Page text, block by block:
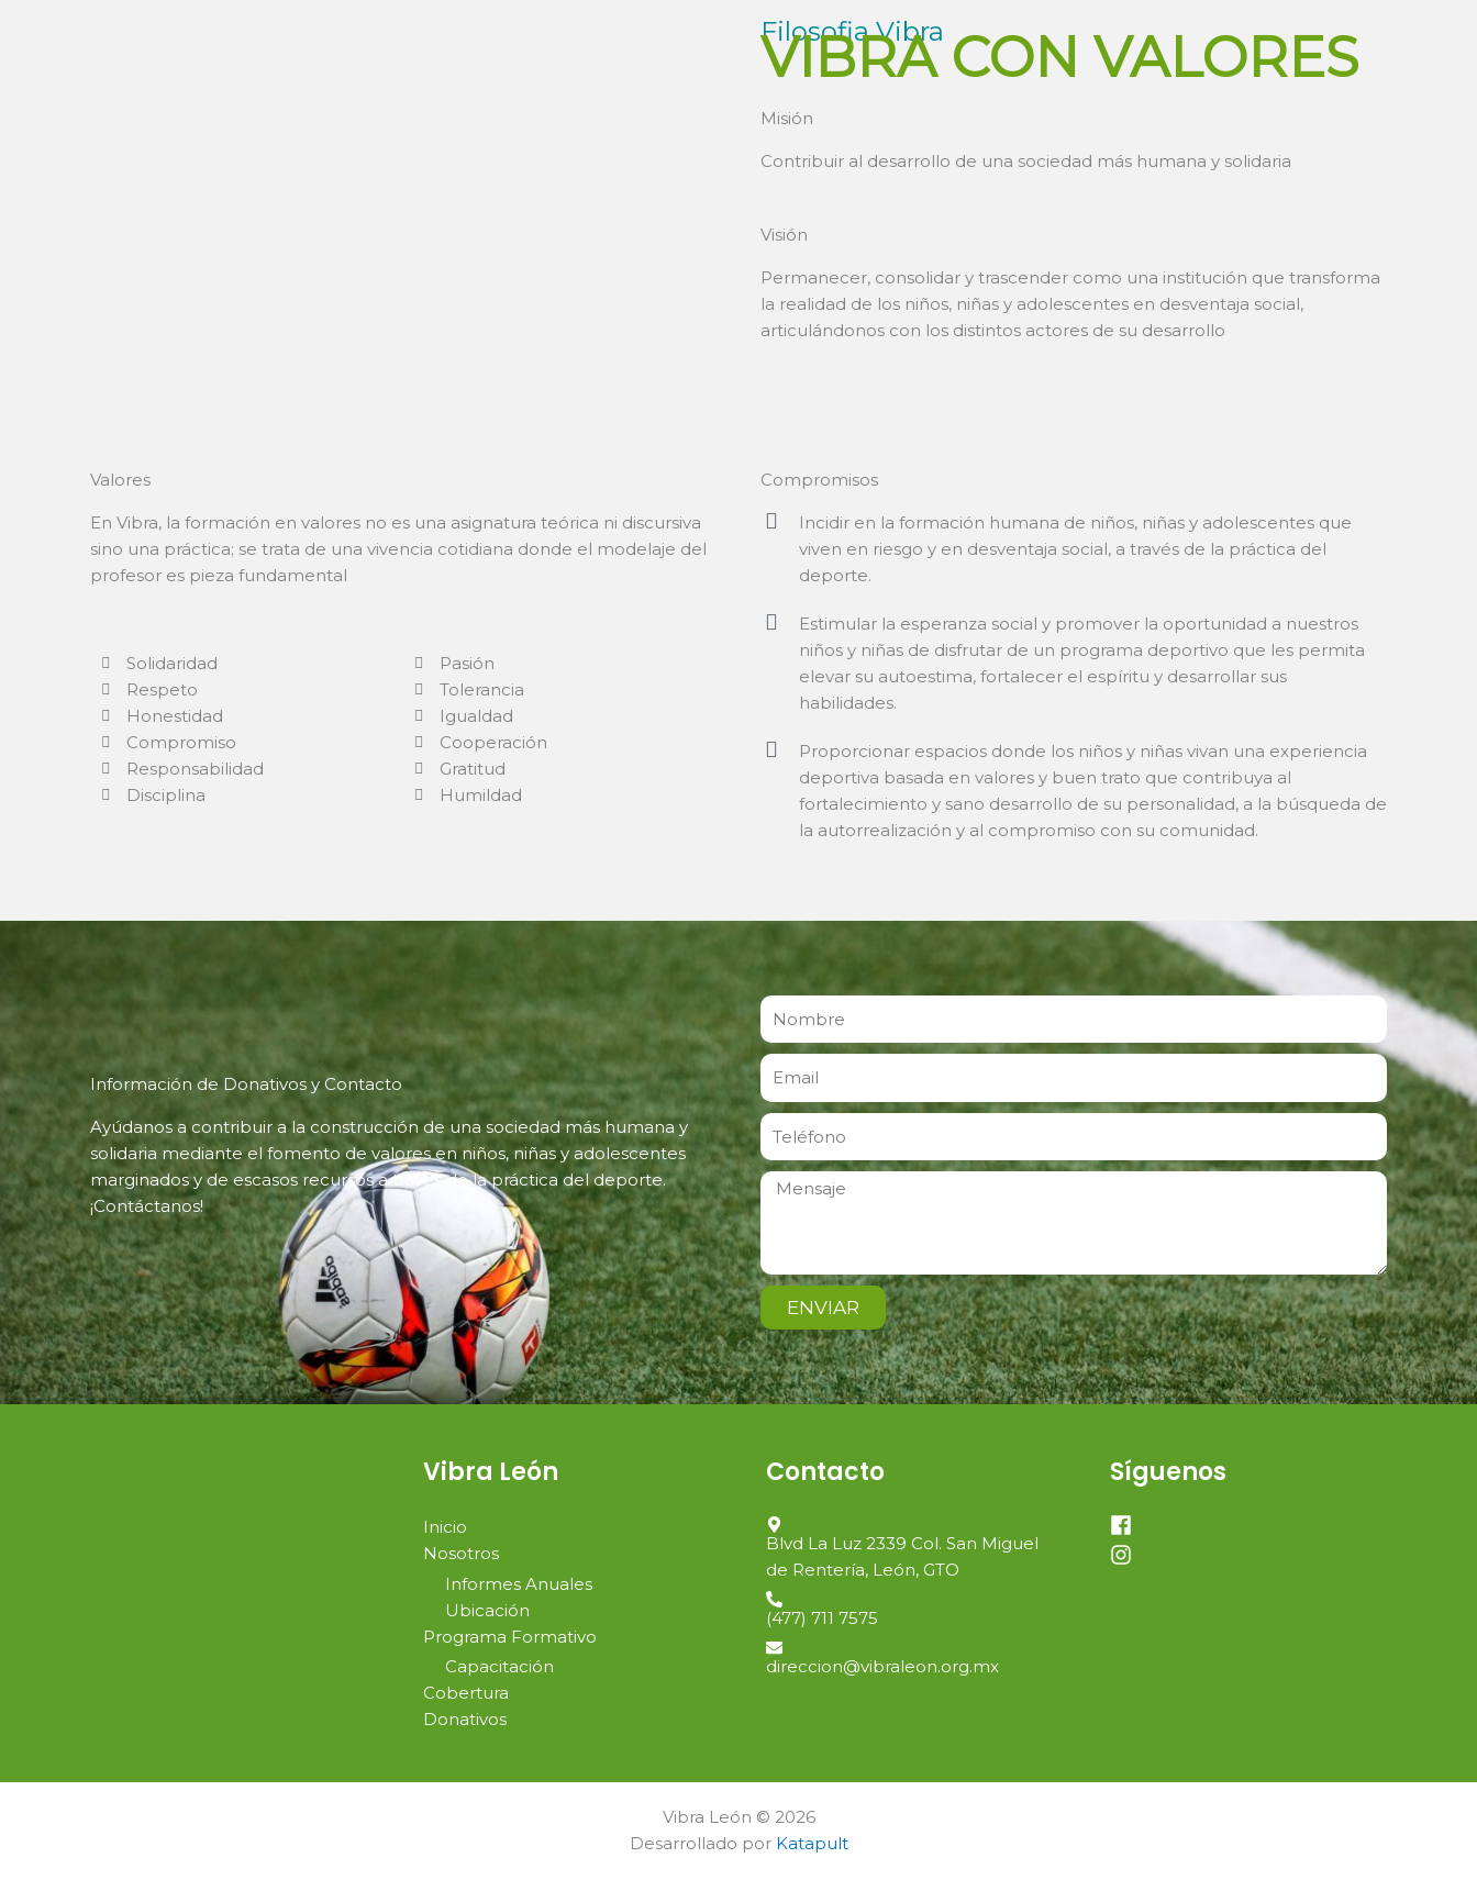
Filosofia Vibra
VIBRA CON VALORES
Misión
Contribuir al desarrollo de una sociedad más humana y solidaria
Visión
Permanecer, consolidar y trascender como una institución que transforma
la realidad de los niños, niñas y adolescentes en desventaja social,
articulándonos con los distintos actores de su desarrollo
Valores
En Vibra, la formación en valores no es una asignatura teórica ni discursiva
sino una práctica; se trata de una vivencia cotidiana donde el modelaje del
profesor es pieza fundamental
Solidaridad
Respeto
Honestidad
Compromiso
Responsabilidad
Disciplina
Pasión
Tolerancia
Igualdad
Cooperación
Gratitud
Humildad
Compromisos
Incidir en la formación humana de niños, niñas y adolescentes que
viven en riesgo y en desventaja social, a través de la práctica del
deporte.
Estimular la esperanza social y promover la oportunidad a nuestros
niños y niñas de disfrutar de un programa deportivo que les permita
elevar su autoestima, fortalecer el espíritu y desarrollar sus
habilidades.
Proporcionar espacios donde los niños y niñas vivan una experiencia
deportiva basada en valores y buen trato que contribuya al
fortalecimiento y sano desarrollo de su personalidad, a la búsqueda de
la autorrealización y al compromiso con su comunidad.
Información de Donativos y Contacto
Ayúdanos a contribuir a la construcción de una sociedad más humana y
solidaria mediante el fomento de valores en niños, niñas y adolescentes
marginados y de escasos recursos a través de la práctica del deporte.
¡Contáctanos!
Nombre
Email
Teléfono
Mensaje
ENVIAR
Vibra León
Inicio
Nosotros
Informes Anuales
Ubicación
Programa Formativo
Capacitación
Cobertura
Donativos
Contacto
Blvd La Luz 2339 Col. San Miguel
de Rentería, León, GTO
(477) 711 7575
direccion@vibraleon.org.mx
Síguenos
Vibra León © 2026
Desarrollado por Katapult